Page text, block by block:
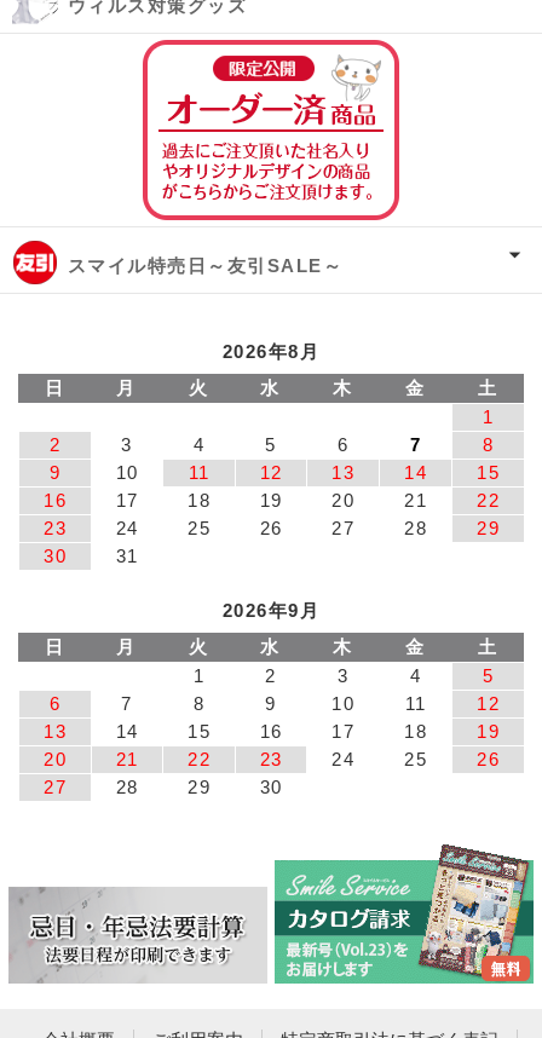
ウィルス対策グッズ
スマイル特売日～友引SALE～
2026年8月
日
月 火 水 木 金
土
1
2
3 4 5 6 7
8
9
10 11 12 13 14
15
16
17 18 19 20 21
22
23
24 25 26 27 28
29
30
31
2026年9月
日
月 火 水 木 金
土
1
2 3 4
5
6
7 8 9 10 11
12
13
14 15 16 17 18
19
20
21 22 23 24 25
26
27
28 29 30